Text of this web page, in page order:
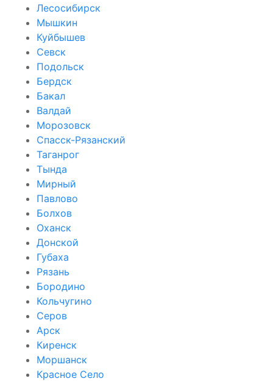
Лесосибирск
Мышкин
Куйбышев
Севск
Подольск
Бердск
Бакал
Валдай
Морозовск
Спасск-Рязанский
Таганрог
Тында
Мирный
Павлово
Болхов
Оханск
Донской
Губаха
Рязань
Бородино
Кольчугино
Серов
Арск
Киренск
Моршанск
Красное Село